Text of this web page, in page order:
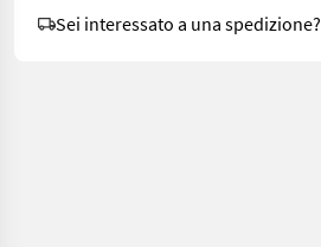
Sei interessato a una spedizione?